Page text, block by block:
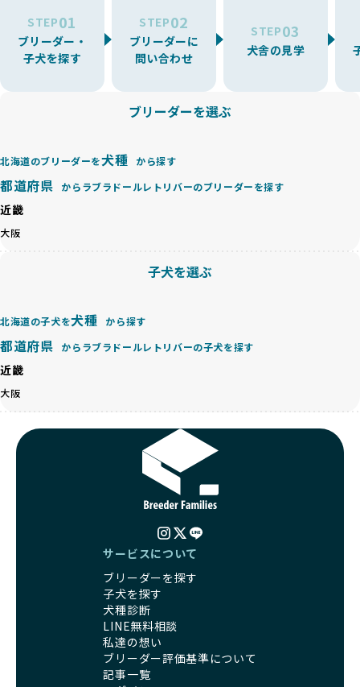
BreederFamiliesでは、アニマルウェルフェアを最優先に考
えた6つの絶対基準と12の総合基準を設定しています。これに
ことを徹底しています。
BreederFamiliesでは、以下の6項目を必須条件とし、これら
基づいた責任あるブリーディングを確保しています。
さらに、健康管理、社会性の育成、遺伝子検査、食事や運動
の質など、ワンちゃんの心身に配慮した飼育環境が整ってい
るかを評価する12項目の総合基準を設けています。これによ
り、より高い基準をクリアしたブリーダーだけを厳選してい
良ブリーダーのみが登録されています。
ゃんを家族のように愛するという理念を共有するブリーダー
のみを厳選しています。これにより、ユーザーの皆さんに安
心して選べる選択肢を提供しています。
「BreederFamilesのワンちゃんに優しい18の評価基準」は
こちら
BreederFamiliesでは、すべてのブリーダーを書類審査、直
接のヒアリング、現地確認を通じて厳しく評価しています。
このプロセスにより、育成環境や健康管理だけでなく、ブリ
ーダー自身の理念や姿勢までも丁寧に確認しています。
さらに、こうした評価結果は透明性を持って公開されている
ため、どのブリーダーを選んでも安心して子犬をお迎えいた
徹底した透明性こそが、BreederFamiliesの大きな特徴で
BreederFamiliesは、ペット業界が抱える命の大量生産・大
量販売、負担の大きい流通構造、劣悪な飼育環境といった課
題に真摯に向き合っています。優良ブリーダーとの直接取引
を促進することで、無駄な命の消費を減らし、命を大切にす
る社会の実現を目指しています。
さらに、売上の一部を保護団体や保護団体を支援する公益法
たりストレスを抱えたりするリスクが高まります。
「少数の犬種に集中」の詳細はこちら
すが、無計画な交配には健康リスクが伴います。異なる犬種
の特徴を持つことで予測しにくい健康問題が発生する可能性
が高く、診断や治療も複雑化する場合があります。また、ミ
待する理想と現実が大きく異なることも少なくありません。
健康と性格を次世代に引き継ぐために、ミックス犬の繁殖を
避けます。無計画な交配がもたらすリスクを理解し、飼い主
殖を徹底しているのです。
クス犬を繁殖し、健康管理や飼い主への配慮が不十分なこと
「ミックス犬を繁殖しない」の詳細はこちら
ゃんが長時間の輸送を強いられたり、狭いケージに閉じ込め
られるなど、心身に大きな負担がかかります。このような環
境は、ストレスや感染リスクを増大させるだけでなく、ワン
ちゃんの社会性や基本的なしつけにも悪影響を与える可能性
があります。
優良ブリーダーは、ワンちゃんの健康と幸せを第一に考え、
ペットショップやオークションを介さずに直接飼い主に渡す
ことを大切にしています。また、彼らはお迎え先を自身で確
認し、ワンちゃんが安心して暮らせる環境を整えるために直
接の引き渡しを基本とします。
一方で、営利優先ブリーダーは、広範囲に販売するためにペ
ットショップやオークションを活用し、子犬の心身への影響
を軽視しがちです。
「ペットショップ等を使わない」の詳細はこちら
近年、「小さくて可愛い」「珍しい毛色」という見た目の特
徴が人気を集め、高値で取引されることが多くなっていま
す。しかし、こうした特徴には健康リスクが伴う場合が少な
くありません。極小サイズは骨や心臓に負担がかかりやす
STEP01
ブリーダー・
子犬を探す
STEP02
ブリーダーに
問い合わせ
STEP03
犬舎の見学
ブリーダーを選ぶ
北海道のブリーダーを犬種 から探す
都道府県 からラブラドールレトリバーのブリーダーを探す
近畿
大阪
子犬を選ぶ
北海道の子犬を犬種 から探す
都道府県 からラブラドールレトリバーの子犬を探す
近畿
大阪
サービスについて
ブリーダーを探す
子犬を探す
犬種診断
LINE無料相談
私達の想い
ブリーダー評価基準について
記事一覧